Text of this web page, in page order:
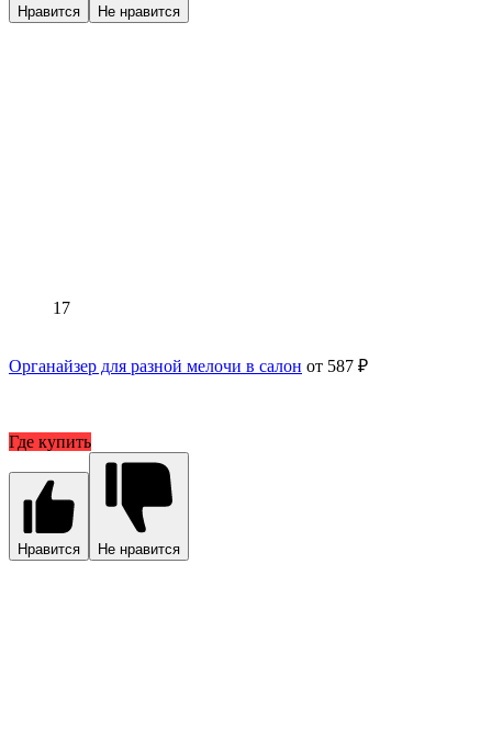
Нравится Не нравится
17
Органайзер для разной мелочи в салон от 587 ₽
Где купить
Нравится Не нравится